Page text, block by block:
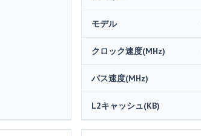
モデル
クロック速度(MHz)
バス速度(MHz)
L2キャッシュ(KB)